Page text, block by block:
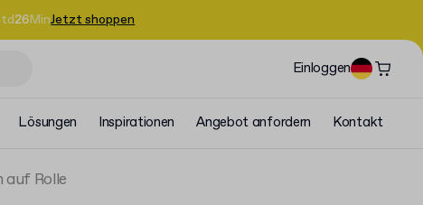
26MinJetzt shoppen
Einloggen
Lösungen Inspirationen Angebot anfordern Kontakt
auf Rolle